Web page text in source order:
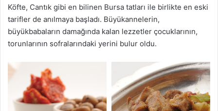
Köfte, Cantık gibi en bilinen Bursa tatları ile birlikte en eski
tarifler de anılmaya başladı. Büyükannelerin,
büyükbabaların damağında kalan lezzetler çocuklarının,
torunlarının sofralarındaki yerini bulur oldu.